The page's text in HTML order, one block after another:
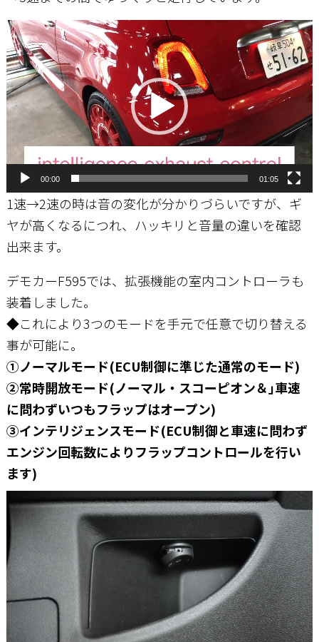
動
画
プ
レ
ー
00:00 01:05
1速→2速の時は音の変化が分かりづらいですが、ギ
ヤが高くなるにつれ、ハッキリと音量の違いを確認
出来ます。
デモカーF595では、拡張機能の室内コントローラも
装着しました。
◆これにより3つのモードを手元で任意で切り替える
事が可能に。
①ノーマルモード(ECU制御に準じた通常のモード)
②常時開放モード(ノーマル・スコーピオン＆｣車速
に問わずいつもフラップはオープン)
③インテリジェンスモード(ECU制御と車速に問わず
エンジン回転数によりフラップコントロールを行い
ます)